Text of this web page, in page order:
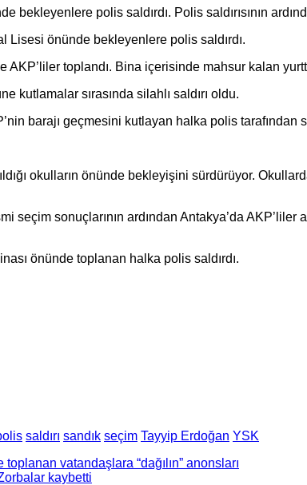
bekleyenlere polis saldırdı. Polis saldırısının
Lisesi önünde bekleyenlere polis saldırdı.
AKP’liler toplandı. Bina içerisinde mahsur kalan
kutlamalar sırasında silahlı saldırı oldu.
barajı geçmesini kutlayan halka polis tarafından
okulların önünde bekleyişini sürdürüyor.
seçim sonuçlarının ardından Antakya’da
önünde toplanan halka polis saldırdı.
saldırı sandık seçim Tayyip Erdoğan YSK
vatandaşlara “dağılın” anonsları
kaybetti